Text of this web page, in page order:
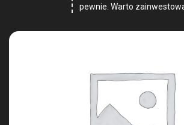
pewnie. Warto